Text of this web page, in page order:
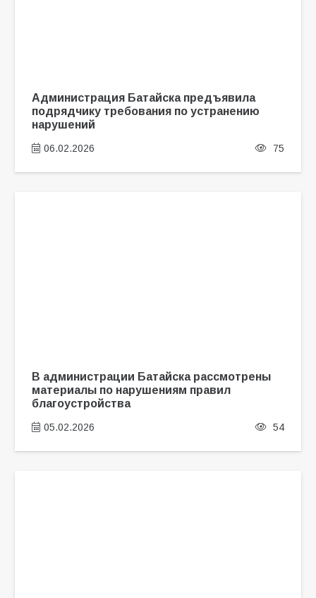
Администрация Батайска предъявила
подрядчику требования по устранению
нарушений
06.02.2026 75
В администрации Батайска рассмотрены
материалы по нарушениям правил
благоустройства
05.02.2026 54